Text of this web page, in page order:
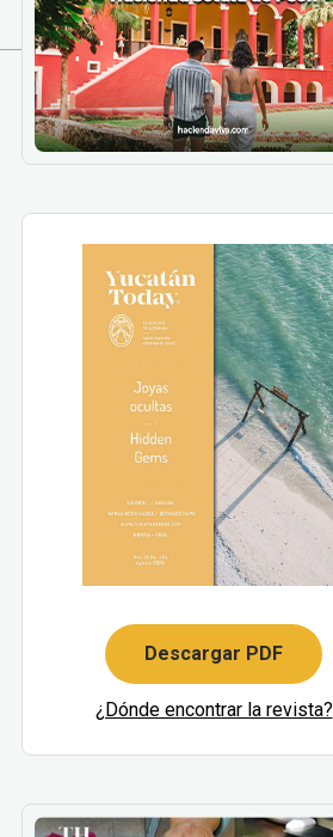
Descargar PDF
¿Dónde encontrar la revista?